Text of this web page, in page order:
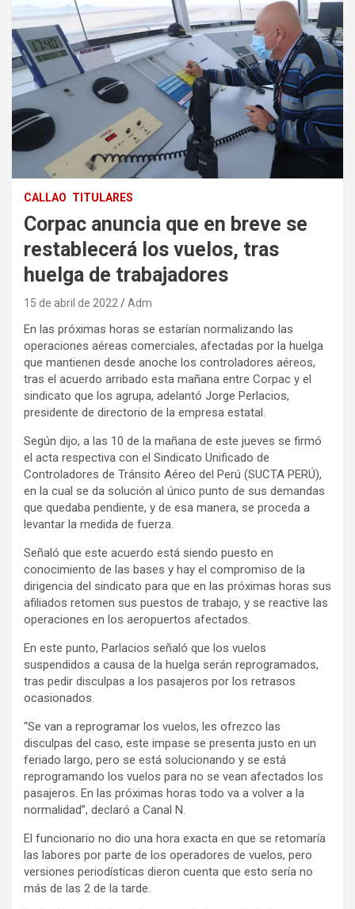
CALLAO TITULARES
Corpac anuncia que en breve se
restablecerá los vuelos, tras
huelga de trabajadores
15 de abril de 2022 Adm
En las próximas horas se estarían normalizando las
operaciones aéreas comerciales, afectadas por la huelga
que mantienen desde anoche los controladores aéreos,
tras el acuerdo arribado esta mañana entre Corpac y el
sindicato que los agrupa, adelantó Jorge Perlacios,
presidente de directorio de la empresa estatal.
Según dijo, a las 10 de la mañana de este jueves se firmó
el acta respectiva con el Sindicato Unificado de
Controladores de Tránsito Aéreo del Perú (SUCTA PERÚ),
en la cual se da solución al único punto de sus demandas
que quedaba pendiente, y de esa manera, se proceda a
levantar la medida de fuerza.
Señaló que este acuerdo está siendo puesto en
conocimiento de las bases y hay el compromiso de la
dirigencia del sindicato para que en las próximas horas sus
afiliados retomen sus puestos de trabajo, y se reactive las
operaciones en los aeropuertos afectados.
En este punto, Parlacios señaló que los vuelos
suspendidos a causa de la huelga serán reprogramados,
tras pedir disculpas a los pasajeros por los retrasos
ocasionados.
“Se van a reprogramar los vuelos, les ofrezco las
disculpas del caso, este impase se presenta justo en un
feriado largo, pero se está solucionando y se está
reprogramando los vuelos para no se vean afectados los
pasajeros. En las próximas horas todo va a volver a la
normalidad”, declaró a Canal N.
El funcionario no dio una hora exacta en que se retomaría
las labores por parte de los operadores de vuelos, pero
versiones periodísticas dieron cuenta que esto sería no
más de las 2 de la tarde.